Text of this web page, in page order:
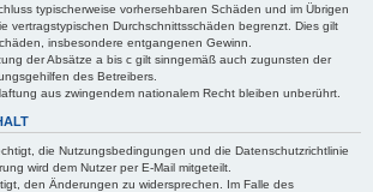
typischerweise vorhersehbaren Schäden und im Übrigen
vertragstypischen Durchschnittsschäden begrenzt. Dies gilt
insbesondere entgangenen Gewinn.
der Absätze a bis c gilt sinngemäß auch zugunsten der
des Betreibers.
aus zwingendem nationalem Recht bleiben unberührt.
die Nutzungsbedingungen und die Datenschutzrichtlinie
wird dem Nutzer per E-Mail mitgeteilt.
den Änderungen zu widersprechen. Im Falle des